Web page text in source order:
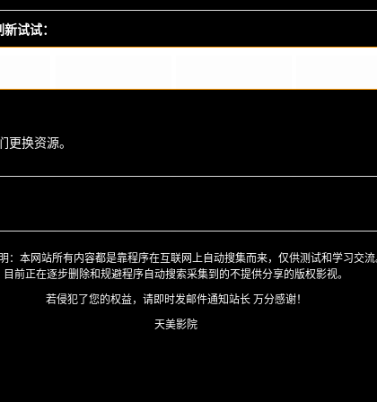
试试：
换资源。
：本网站所有内容都是靠程序在互联网上自动搜集而来，仅供测试和学习交
目前正在逐步删除和规避程序自动搜索采集到的不提供分享的版权影视。
若侵犯了您的权益，请即时发邮件通知站长 万分感谢！
天美影院